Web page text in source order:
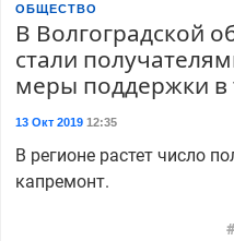
ОБЩЕСТВО
В Волгоградской
стали
меры поддержки в
13 Окт 201912:35
В регионе растет число
капремонт.